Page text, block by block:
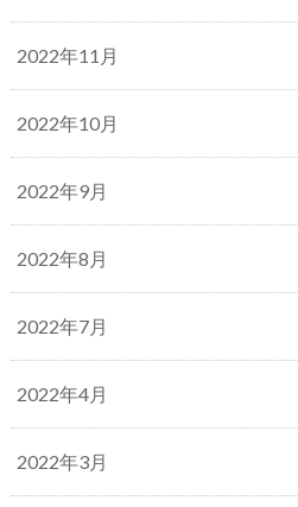
2022年11月
2022年10月
2022年9月
2022年8月
2022年7月
2022年4月
2022年3月